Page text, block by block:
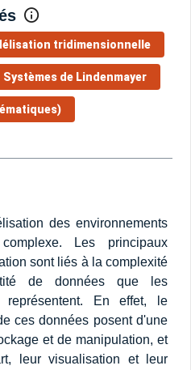
tridimensionnelle
Systèmes de Lindenmayer
des environnements
Les principaux
sont liés à la complexité
de données que les
représentent. En effet, le
ces données posent d'une
et de manipulation, et
leur visualisation et leur